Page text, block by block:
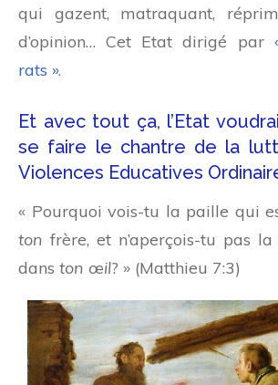
qui gazent, matraquant,
d’opinion… Cet Etat dirigé par
rats ».
Et avec tout ça, l’Etat
se faire le chantre de la
Violences Educatives
« Pourquoi vois-tu la paille qui
ton frère, et n’aperçois-tu pas la
dans ton œil? » (Matthieu 7:3)